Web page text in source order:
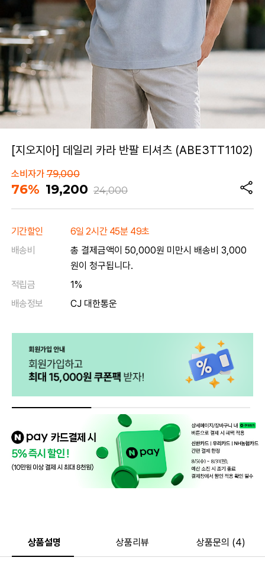
[지오지아] 데일리 카라 반팔 티셔츠 (ABE3TT1102)
소비자가79,000
76% 19,200 24,000
기간할인
6일 2시간 45분 49초
배송비
총 결제금액이 50,000원 미만시 배송비 3,000
원이 청구됩니다.
적립금
1%
배송정보
CJ 대한통운
상품설명 상품리뷰 상품문의 (4)